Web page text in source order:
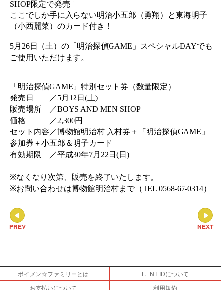
SHOP限定で発売！
ここでしか手に入らない明治小五郎（勇翔）と東海明子
（小西麗菜）のカード付き！
5月 26日（土）の「明治探偵GAME 」スペシャルDAYでも
ご使用いただけます。
「明治探偵GAME 」特別セット券（数量限定）
発売日 ／5月 12 日 (土)
販売場所 ／BOYS AND MEN SHOP
価格 ／2,300円
セット内容／博物館明治村 入村券＋「明治探偵GAME 」
参加券＋小五郎＆明子カード
有効期限 ／平成30年7月 22 日 (日 )
※なくなり次第、販売を終了いたします。
※お問い合わせは博物館明治村まで（TEL 0568-67-0314）
NEXT
PREV
ボイメン☆ファミリーとは
F.ENT IDについて
お支払いについて
利用規約